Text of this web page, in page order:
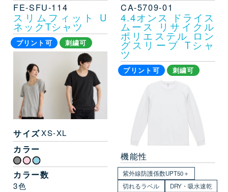
FE-SFU-114
スリムフィット U
ネックTシャツ
プリント可 刺繍可
サイズXS-XL
カラー
カラー数
3色
CA-5709-01
4.4オンス ドライス
ムース リサイクル
ポリエステル ロン
グスリーブ Tシャ
ツ
プリント可 刺繍可
機能性
紫外線防護係数UPT50＋
切れるラベル
DRY・吸水速乾